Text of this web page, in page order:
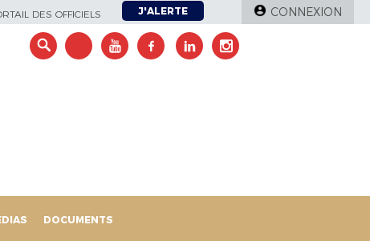
DES OFFICIELS J'ALERTE CONNEXION
DOCUMENTS